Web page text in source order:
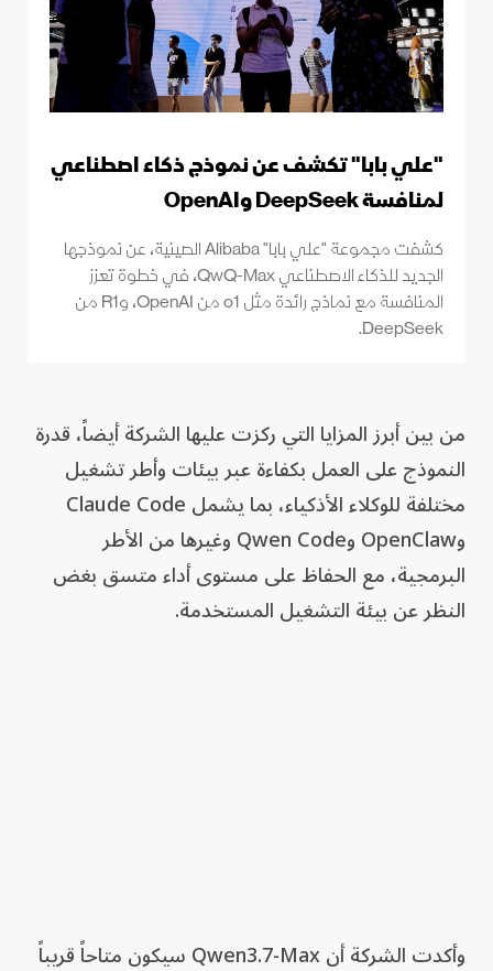
"علي بابا" تكشف عن نموذج ذكاء اصطناعي
لمنافسة DeepSeek وOpenAI
كشفت مجموعة "علي بابا" Alibaba الصينية، عن نموذجها
الجديد للذكاء الاصطناعي QwQ-Max، في خطوة تعزز
المنافسة مع نماذج رائدة مثل o1 من OpenAI، وR1 من
DeepSeek.
من بين أبرز المزايا التي ركزت عليها الشركة أيضاً، قدرة
النموذج على العمل بكفاءة عبر بيئات وأطر تشغيل
مختلفة للوكلاء الأذكياء، بما يشمل Claude Code
وOpenClaw وQwen Code وغيرها من الأطر
البرمجية، مع الحفاظ على مستوى أداء متسق بغض
النظر عن بيئة التشغيل المستخدمة.
وأكدت الشركة أن Qwen3.7-Max سيكون متاحاً قريباً